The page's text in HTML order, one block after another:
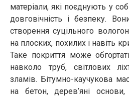
матеріали, які поєднують у
довговічність і безпеку.
створення суцільного
на плоских, похилих і навіть
Таке покриття може
навколо труб, світлових
зламів. Бітумно-каучукова
на бетон, дерев’яні